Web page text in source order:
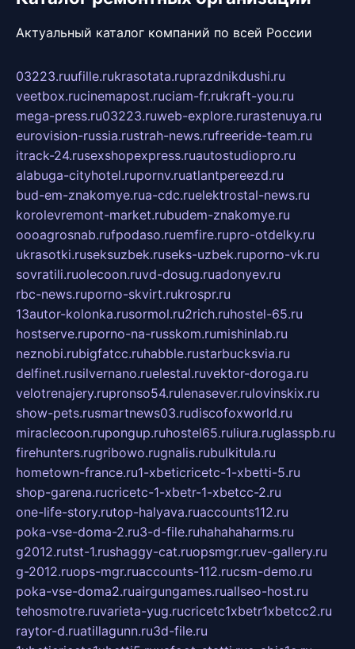
Актуальный каталог компаний по всей России
03223.ruufille.rukrasotata.ruprazdnikdushi.ru
veetbox.rucinemapost.ruciam-fr.rukraft-you.ru
mega-press.ru03223.ruweb-explore.rurastenuya.ru
eurovision-russia.rustrah-news.rufreeride-team.ru
itrack-24.rusexshopexpress.ruautostudiopro.ru
alabuga-cityhotel.rupornv.ruatlantpereezd.ru
bud-em-znakomye.rua-cdc.ruelektrostal-news.ru
korolevremont-market.rubudem-znakomye.ru
oooagrosnab.rufpodaso.ruemfire.rupro-otdelky.ru
ukrasotki.ruseksuzbek.ruseks-uzbek.ruporno-vk.ru
sovratili.ruolecoon.ruvd-dosug.ruadonyev.ru
rbc-news.ruporno-skvirt.rukrospr.ru
13autor-kolonka.rusormol.ru2rich.ruhostel-65.ru
hostserve.ruporno-na-russkom.rumishinlab.ru
neznobi.rubigfatcc.ruhabble.rustarbucksvia.ru
delfinet.rusilvernano.ruelestal.ruvektor-doroga.ru
velotrenajery.rupronso54.rulenasever.rulovinskix.ru
show-pets.rusmartnews03.rudiscofoxworld.ru
miraclecoon.rupongup.ruhostel65.ruliura.ruglasspb.ru
firehunters.rugribowo.rugnalis.rubulkitula.ru
hometown-france.ru1-xbeticricetc-1-xbetti-5.ru
shop-garena.rucricetc-1-xbetr-1-xbetcc-2.ru
one-life-story.rutop-halyava.ruaccounts112.ru
poka-vse-doma-2.ru3-d-file.ruhahahaharms.ru
g2012.rutst-1.rushaggy-cat.ruopsmgr.ruev-gallery.ru
g-2012.ruops-mgr.ruaccounts-112.rucsm-demo.ru
poka-vse-doma2.ruairgungames.ruallseo-host.ru
tehosmotre.ruvarieta-yug.rucricetc1xbetr1xbetcc2.ru
raytor-d.ruatillagunn.ru3d-file.ru